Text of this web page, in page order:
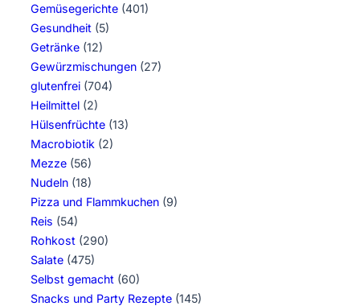
Gemüsegerichte (401)
Gesundheit (5)
Getränke (12)
Gewürzmischungen (27)
glutenfrei (704)
Heilmittel (2)
Hülsenfrüchte (13)
Macrobiotik (2)
Mezze (56)
Nudeln (18)
Pizza und Flammkuchen (9)
Reis (54)
Rohkost (290)
Salate (475)
Selbst gemacht (60)
Snacks und Party Rezepte (145)